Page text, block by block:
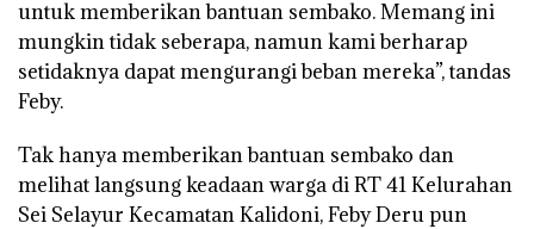
untuk memberikan bantuan sembako. Memang ini
mungkin tidak seberapa, namun kami berharap
setidaknya dapat mengurangi beban mereka”, tandas
Feby.
Tak hanya memberikan bantuan sembako dan
melihat langsung keadaan warga di RT 41 Kelurahan
Sei Selayur Kecamatan Kalidoni, Feby Deru pun